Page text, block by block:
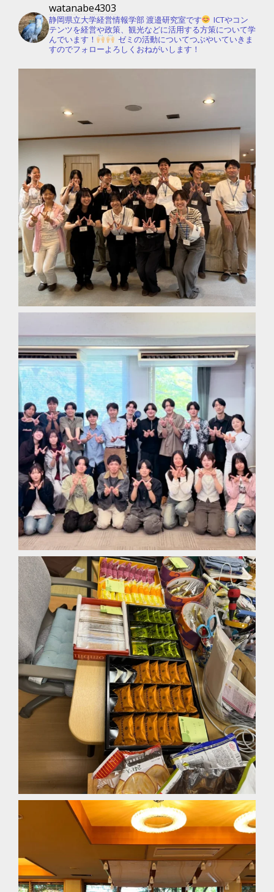
watanabe4303
静岡県立大学経営情報学部 渡邉研究室です
ICTやコン
テンツを経営や政策、観光などに活用する方策について学
んでいます！
ゼミの活動についてつぶやいていきま
すのでフォローよろしくおねがいします！